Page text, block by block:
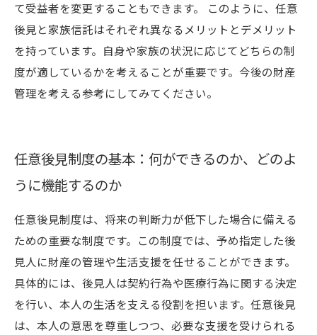
て受益者を変更することもできます。 このように、任意
後見と家族信託はそれぞれ異なるメリットとデメリット
を持っています。自身や家族の状況に応じてどちらの制
度が適しているかを考えることが重要です。今後の財産
管理を考える参考にしてみてください。
任意後見制度の基本：何ができるのか、どのよ
うに機能するのか
任意後見制度は、将来の判断力が低下した場合に備える
ための重要な制度です。この制度では、予め指定した後
見人に財産の管理や生活支援を任せることができます。
具体的には、後見人は契約行為や医療行為に関する決定
を行い、本人の生活を支える役割を担います。任意後見
は、本人の意思を尊重しつつ、必要な支援を受けられる